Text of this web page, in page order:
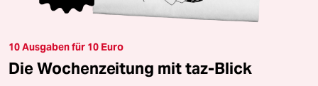
10 Ausgaben für 10 Euro
Die Wochenzeitung mit taz-Blick